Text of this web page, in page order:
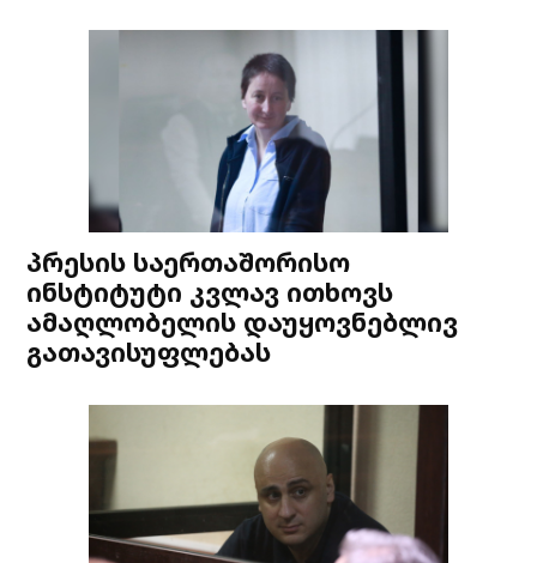
პრესის საერთაშორისო
ინსტიტუტი კვლავ ითხოვს
ამაღლობელის დაუყოვნებლივ
გათავისუფლებას